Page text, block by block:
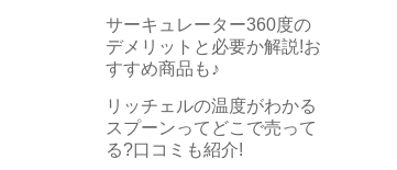
サーキュレーター360度の
デメリットと必要か解説!お
すすめ商品も♪
リッチェルの温度がわかる
スプーンってどこで売って
る?口コミも紹介!